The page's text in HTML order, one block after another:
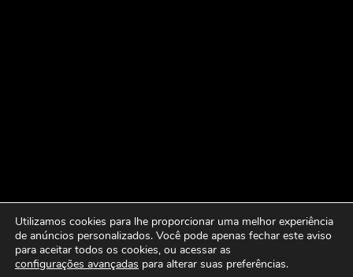
Utilizamos cookies para lhe proporcionar uma melhor experiência
de anúncios personalizados. Você pode apenas fechar este aviso
para aceitar todos os cookies, ou acessar as
configurações avançadas para alterar suas preferências.